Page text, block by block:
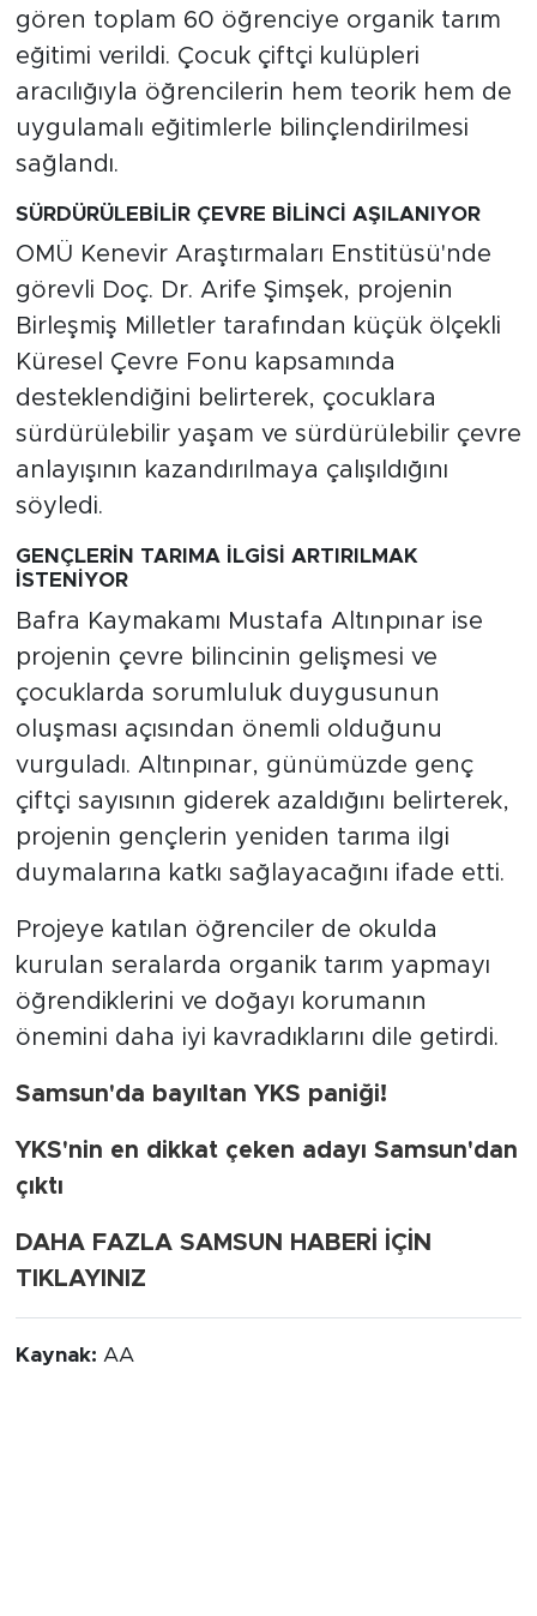
gören toplam 60 öğrenciye organik tarım
eğitimi verildi. Çocuk çiftçi kulüpleri
aracılığıyla öğrencilerin hem teorik hem de
uygulamalı eğitimlerle bilinçlendirilmesi
sağlandı.
SÜRDÜRÜLEBİLİR ÇEVRE BİLİNCİ AŞILANIYOR
OMÜ Kenevir Araştırmaları Enstitüsü'nde
görevli Doç. Dr. Arife Şimşek, projenin
Birleşmiş Milletler tarafından küçük ölçekli
Küresel Çevre Fonu kapsamında
desteklendiğini belirterek, çocuklara
sürdürülebilir yaşam ve sürdürülebilir çevre
anlayışının kazandırılmaya çalışıldığını
söyledi.
GENÇLERİN TARIMA İLGİSİ ARTIRILMAK
İSTENİYOR
Bafra Kaymakamı Mustafa Altınpınar ise
projenin çevre bilincinin gelişmesi ve
çocuklarda sorumluluk duygusunun
oluşması açısından önemli olduğunu
vurguladı. Altınpınar, günümüzde genç
çiftçi sayısının giderek azaldığını belirterek,
projenin gençlerin yeniden tarıma ilgi
duymalarına katkı sağlayacağını ifade etti.
Projeye katılan öğrenciler de okulda
kurulan seralarda organik tarım yapmayı
öğrendiklerini ve doğayı korumanın
önemini daha iyi kavradıklarını dile getirdi.
Samsun'da bayıltan YKS paniği!
YKS'nin en dikkat çeken adayı Samsun'dan
çıktı
DAHA FAZLA SAMSUN HABERİ İÇİN
TIKLAYINIZ
Kaynak: AA